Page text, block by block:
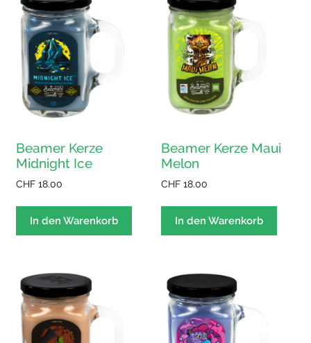
Beamer Kerze
Midnight Ice
CHF 18.00
In den Warenkorb
Beamer Kerze Maui
Melon
CHF 18.00
In den Warenkorb